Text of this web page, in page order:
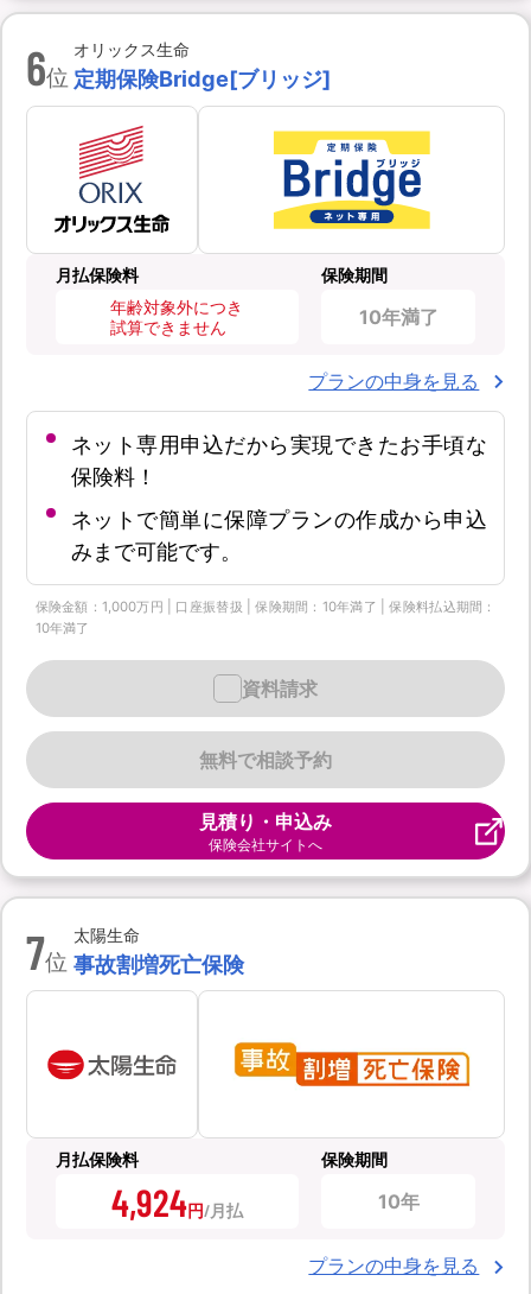
6位
オリックス生命
定期保険Bridge[ブリッジ]
月払保険料
年齢対象外につき
試算できません
保険期間
10年満了
プランの中身を見る
ネット専用申込だから実現できたお手頃な
保険料！
ネットで簡単に保障プランの作成から申込
みまで可能です。
保険金額：1,000万円 | 口座振替扱 | 保険期間：10年満了 | 保険料払込期間：
10年満了
無料で相談予約
資料請求
見積り・申込み
保険会社サイトへ
7位
太陽生命
事故割増死亡保険
月払保険料
4,924円
保険期間
10年
プランの中身を見る